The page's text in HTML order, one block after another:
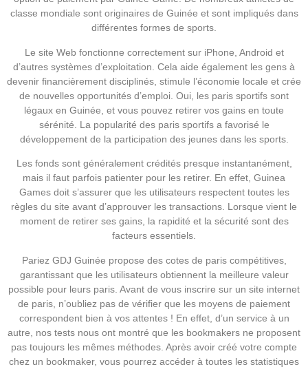
classe mondiale sont originaires de Guinée et sont impliqués dans
différentes formes de sports.
Le site Web fonctionne correctement sur iPhone, Android et
d’autres systèmes d’exploitation. Cela aide également les gens à
devenir financièrement disciplinés, stimule l’économie locale et crée
de nouvelles opportunités d’emploi. Oui, les paris sportifs sont
légaux en Guinée, et vous pouvez retirer vos gains en toute
sérénité. La popularité des paris sportifs a favorisé le
développement de la participation des jeunes dans les sports.
Les fonds sont généralement crédités presque instantanément,
mais il faut parfois patienter pour les retirer. En effet, Guinea
Games doit s’assurer que les utilisateurs respectent toutes les
règles du site avant d’approuver les transactions. Lorsque vient le
moment de retirer ses gains, la rapidité et la sécurité sont des
facteurs essentiels.
Pariez GDJ Guinée propose des cotes de paris compétitives,
garantissant que les utilisateurs obtiennent la meilleure valeur
possible pour leurs paris. Avant de vous inscrire sur un site internet
de paris, n’oubliez pas de vérifier que les moyens de paiement
correspondent bien à vos attentes ! En effet, d’un service à un
autre, nos tests nous ont montré que les bookmakers ne proposent
pas toujours les mêmes méthodes. Après avoir créé votre compte
chez un bookmaker, vous pourrez accéder à toutes les statistiques